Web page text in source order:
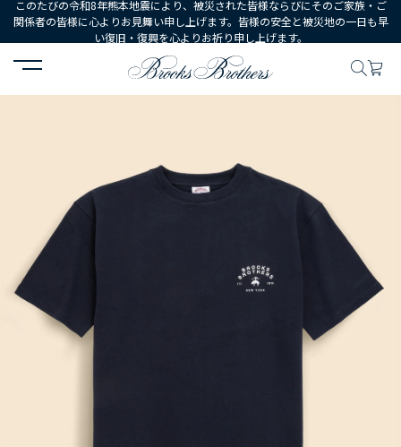
このたびの令和8年熊本地震により、被災された皆様ならびにそのご家族・ご
関係者の皆様に心よりお見舞い申し上げます。皆様の安全と被災地の一日も早
い復旧・復興を心よりお祈り申し上げます。
HOME ウェア トップス Tシャツ・カットソー USAコ